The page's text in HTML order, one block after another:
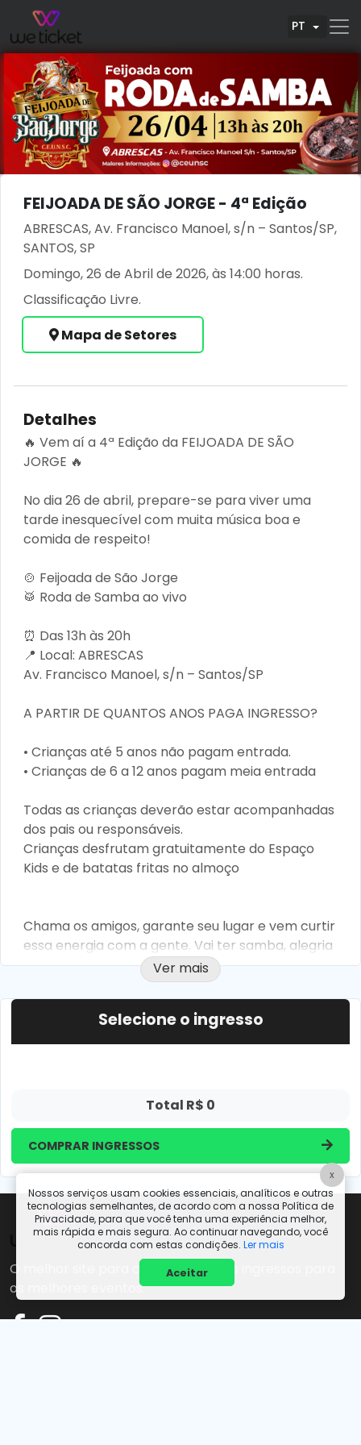
PT
FEIJOADA DE SÃO JORGE - 4ª Edição
ABRESCAS, Av. Francisco Manoel, s/n – Santos/SP,
SANTOS, SP
Domingo, 26 de Abril de 2026, às 14:00 horas.
Classificação Livre.
Mapa de Setores
Detalhes
🔥 Vem aí a 4ª Edição da FEIJOADA DE SÃO
JORGE 🔥
No dia 26 de abril, prepare-se para viver uma
tarde inesquecível com muita música boa e
comida de respeito!
🍲 Feijoada de São Jorge
🥁 Roda de Samba ao vivo
⏰ Das 13h às 20h
📍 Local: ABRESCAS
Av. Francisco Manoel, s/n – Santos/SP
A PARTIR DE QUANTOS ANOS PAGA INGRESSO?
•⁠ ⁠Crianças até 5 anos não pagam entrada.
•⁠ ⁠Crianças de 6 a 12 anos pagam meia entrada
Todas as crianças deverão estar acompanhadas
dos pais ou responsáveis.
Crianças desfrutam gratuitamente do Espaço
Kids e de batatas fritas no almoço
Chama os amigos, garante seu lugar e vem curtir
essa energia com a gente. Vai ter samba, alegria
e aquela feijoada que não pode faltar!
compartilhar evento
Ver mais
Selecione o ingresso
Total R$ 0
COMPRAR INGRESSOS
O melhor site para comprar os seus ingressos para
os melhores eventos.
x
Nossos serviços usam cookies essenciais, analíticos e outras
tecnologias semelhantes, de acordo com a nossa Política de
Privacidade, para que você tenha uma experiência melhor,
mais rápida e mais segura. Ao continuar navegando, você
concorda com estas condições. Ler mais
Aceitar